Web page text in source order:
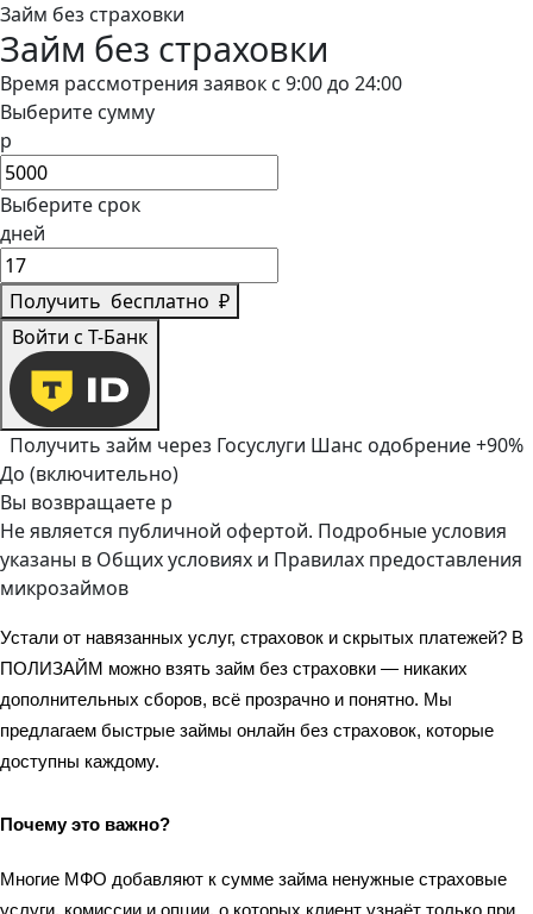
Займ без страховки
Займ без страховки
Время рассмотрения заявок с 9:00 до 24:00
Выберите сумму
р
Выберите срок
дней
Получить бесплатно ₽
Войти с Т-Банк
Получить займ через Госуслуги Шанс одобрение +90%
До (включительно)
Вы возвращаете р
Не является публичной офертой. Подробные условия
указаны в Общих условиях и Правилах предоставления
микрозаймов
Устали от навязанных услуг, страховок и скрытых платежей? В
ПОЛИЗАЙМ можно взять займ без страховки — никаких
дополнительных сборов, всё прозрачно и понятно. Мы
предлагаем быстрые займы онлайн без страховок, которые
доступны каждому.
Почему это важно?
Многие МФО добавляют к сумме займа ненужные страховые
услуги, комиссии и опции, о которых клиент узнаёт только при